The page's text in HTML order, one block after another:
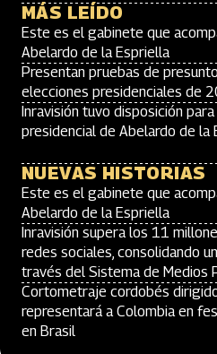
MÁS LEÍDO
Este es el gabinete que
Abelardo de la Espriella
Presentan pruebas de
elecciones presidenciales de
Inravisión tuvo disposición
presidencial de Abelardo de la
NUEVAS HISTORIAS
Este es el gabinete que
Abelardo de la Espriella
Inravisión supera los 11
redes sociales, consolidando
través del Sistema de Medios
Cortometraje cordobés
representará a Colombia en
en Brasil